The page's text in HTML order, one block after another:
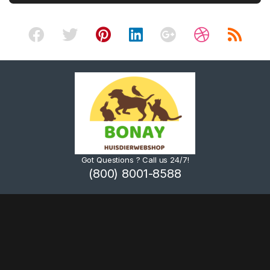
Got Questions ? Call us 24/7!
(800) 8001-8588